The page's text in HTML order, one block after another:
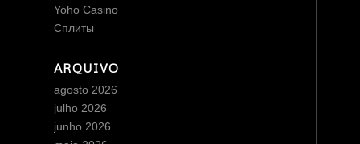
Yoho Casino
Сплиты
ARQUIVO
agosto 2026
julho 2026
junho 2026